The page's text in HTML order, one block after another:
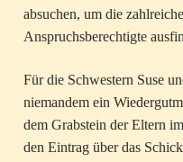
absuchen, um die
Anspruchsberechtigte
Für die Schwestern Suse
niemandem ein
dem Grabstein der Eltern
den Eintrag über das